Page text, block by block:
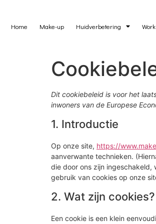
Home Make-up Huidverbetering
Dit cookiebeleid is voor het
inwoners van de Europese
1. Introductie
Op onze site, https://
aanverwante technieken.
die door ons zijn
gebruik van cookies op onze
2. Wat zijn cookies?
Een cookie is een klein